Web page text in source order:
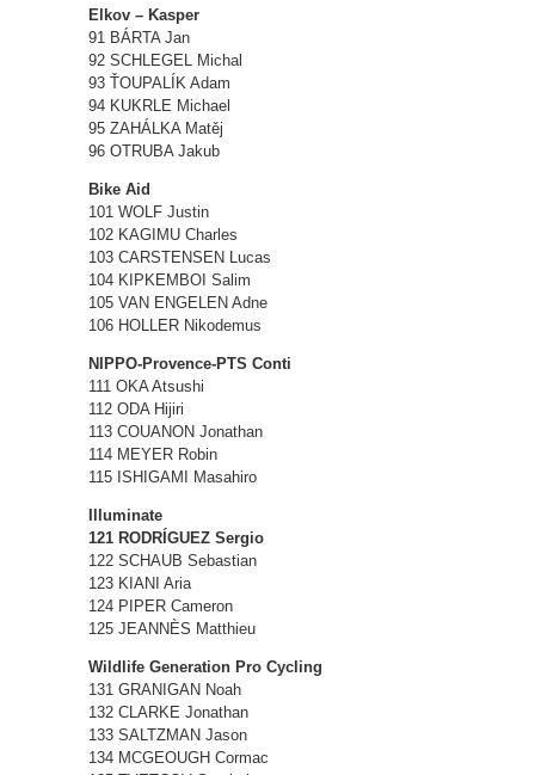
Elkov – Kasper
91 BÁRTA Jan
92 SCHLEGEL Michal
93 ŤOUPALÍK Adam
94 KUKRLE Michael
95 ZAHÁLKA Matěj
96 OTRUBA Jakub
Bike Aid
101 WOLF Justin
102 KAGIMU Charles
103 CARSTENSEN Lucas
104 KIPKEMBOI Salim
105 VAN ENGELEN Adne
106 HOLLER Nikodemus
NIPPO-Provence-PTS Conti
111 OKA Atsushi
112 ODA Hijiri
113 COUANON Jonathan
114 MEYER Robin
115 ISHIGAMI Masahiro
Illuminate
121 RODRÍGUEZ Sergio
122 SCHAUB Sebastian
123 KIANI Aria
124 PIPER Cameron
125 JEANNÈS Matthieu
Wildlife Generation Pro Cycling
131 GRANIGAN Noah
132 CLARKE Jonathan
133 SALTZMAN Jason
134 MCGEOUGH Cormac